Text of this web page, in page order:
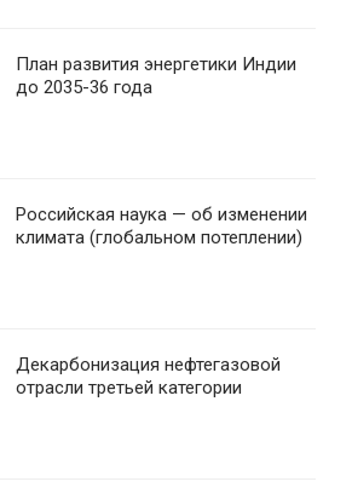
План развития энергетики Индии
до 2035-36 года
Российская наука — об изменении
климата (глобальном потеплении)
Декарбонизация нефтегазовой
отрасли третьей категории